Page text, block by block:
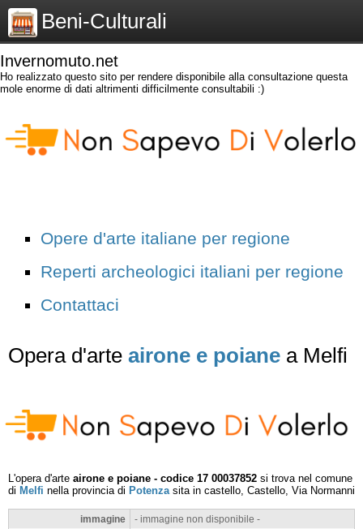
Beni-Culturali
Invernomuto.net
Ho realizzato questo sito per rendere disponibile alla consultazione questa
mole enorme di dati altrimenti difficilmente consultabili :)
Opere d'arte italiane per regione
Reperti archeologici italiani per regione
Contattaci
Opera d'arte airone e poiane a Melfi
L'opera d'arte airone e poiane - codice 17 00037852 si trova nel comune
di Melfi nella provincia di Potenzasita in castello, Castello, Via Normanni
immagine
- immagine non disponibile -